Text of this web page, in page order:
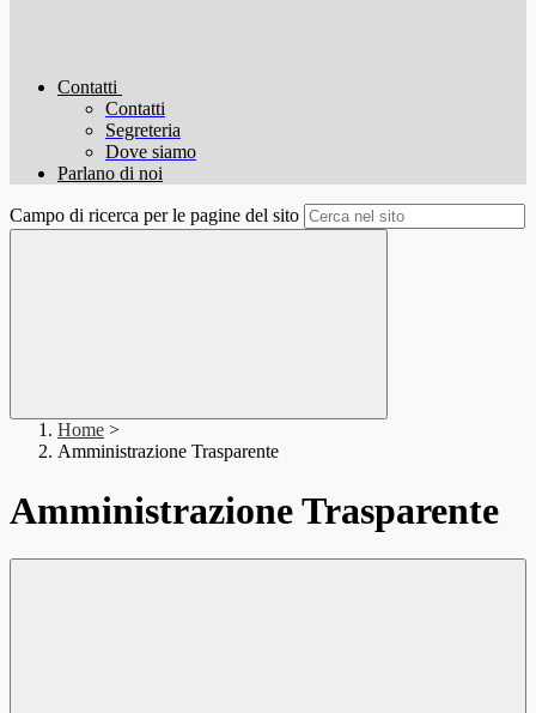
Contatti
Contatti
Segreteria
Dove siamo
Parlano di noi
Campo di ricerca per le pagine del sito
Home >
Amministrazione Trasparente
Amministrazione Trasparente